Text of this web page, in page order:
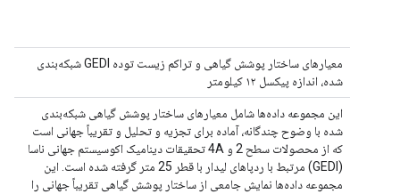
معیارهای ساختار پوشش گیاهی و تراکم زیست توده GEDI شبکه‌بندی
شده، اندازه پیکسل ۱۲ کیلومتر
این مجموعه داده‌ها شامل معیارهای ساختار پوشش گیاهی شبکه‌بندی
شده با وضوح چندگانه، آماده برای تجزیه و تحلیل و تقریباً جهانی است
که از محصولات سطح 2 و 4A تحقیقات دینامیک اکوسیستم جهانی ناسا
(GEDI) مرتبط با ردپاهای لیدار با قطر 25 متر گرفته شده است. این
مجموعه داده‌ها نمایش جامعی از ساختار پوشش گیاهی تقریباً جهانی را